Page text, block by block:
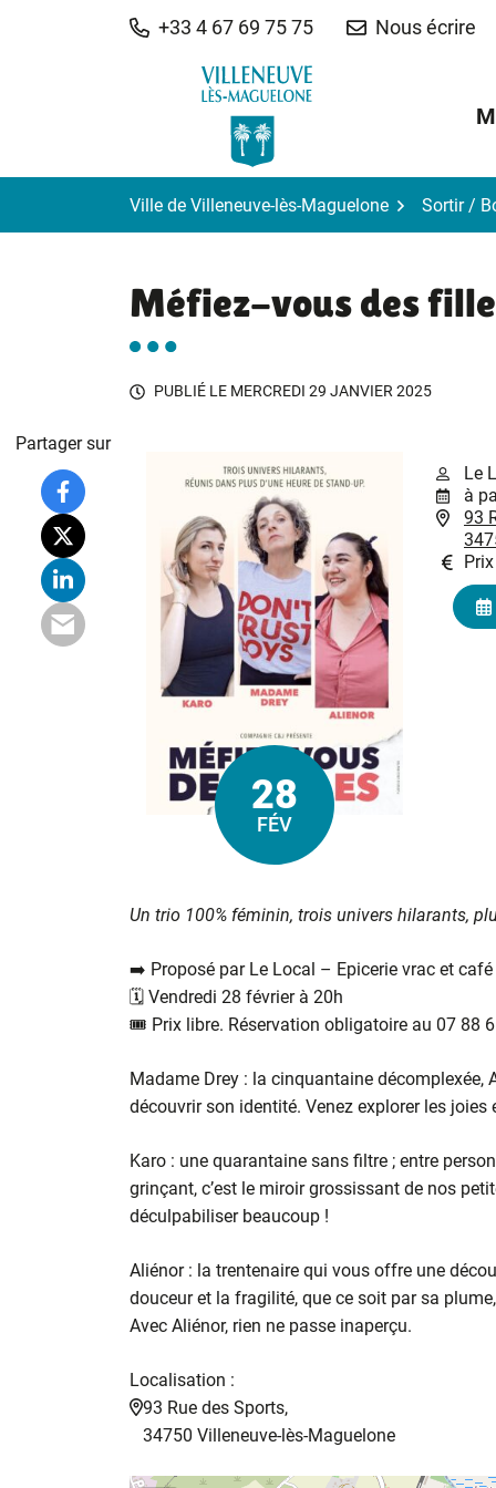
+33 4 67 69 75 75 Nous écrire
Ville de Villeneuve-lès-Maguelone Sortir /
Méfiez-vous des
PUBLIÉ LE MERCREDI 29 JANVIER 2025
Le
28
FÉV
Le
à
93
Un trio 100% féminin, trois univers hilarants,
➡️ Proposé par Le Local – Epicerie vrac et café
🗓️ Vendredi 28 février à 20h
🎟️ Prix libre. Réservation obligatoire au 07 88
Madame Drey : la cinquantaine décomplexée,
découvrir son identité. Venez explorer les
Karo : une quarantaine sans filtre ; entre
grinçant, c’est le miroir grossissant de nos
déculpabiliser beaucoup !
Aliénor : la trentenaire qui vous offre une
douceur et la fragilité, que ce soit par sa
Avec Aliénor, rien ne passe inaperçu.
Localisation :
93 Rue des Sports,
34750 Villeneuve-lès-Maguelone
Partager sur